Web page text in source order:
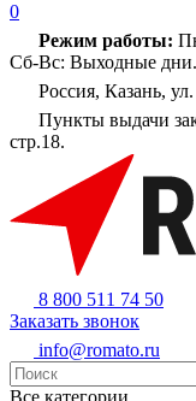
0
Режим работы:
Сб-Вс: Выходные дни.
Россия, Казань,
Пункты выдачи
стр.18.
8 800 511 74 50
Заказать звонок
info@romato.ru